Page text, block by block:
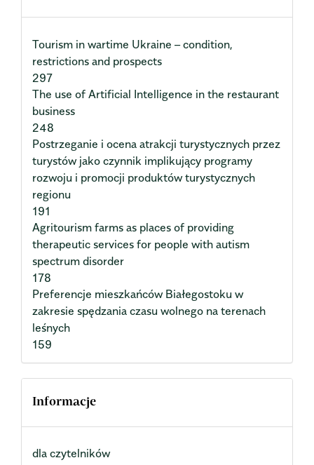
Tourism in wartime Ukraine – condition,
restrictions and prospects
297
The use of Artificial Intelligence in the restaurant
business
248
Postrzeganie i ocena atrakcji turystycznych przez
turystów jako czynnik implikujący programy
rozwoju i promocji produktów turystycznych
regionu
191
Agritourism farms as places of providing
therapeutic services for people with autism
spectrum disorder
178
Preferencje mieszkańców Białegostoku w
zakresie spędzania czasu wolnego na terenach
leśnych
159
Informacje
dla czytelników